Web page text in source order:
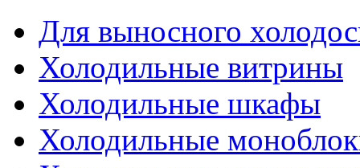
Для выносного
Холодильные витрины
Холодильные шкафы
Холодильные